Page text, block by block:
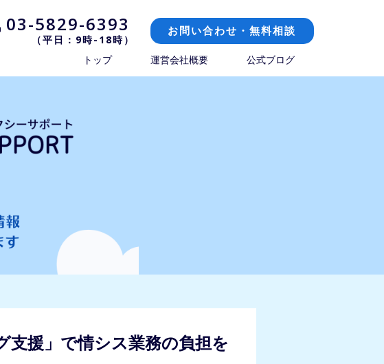
お問い合わせ・無料相談
​03-5829-6393
（平日：9時-18時）
トップ
運営会社概要 公式ブログ
支援」で情シス業務の負担を